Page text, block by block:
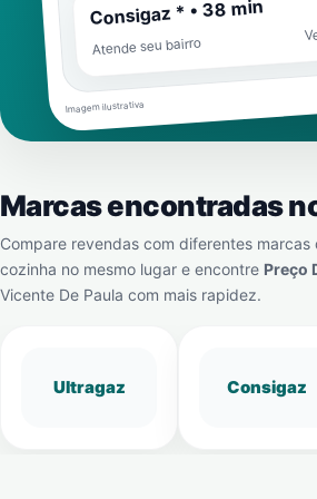
Consigaz * • 38 min
Atende seu bairro
Imagem ilustrativa
Marcas encontradas
Compare revendas com diferentes
cozinha no mesmo lugar e encontre Preço
Vicente De Paula com mais rapidez.
Ultragaz Consigaz